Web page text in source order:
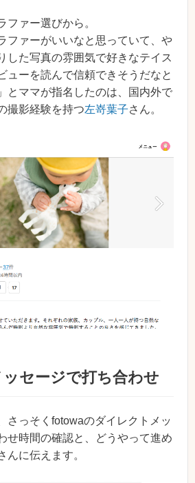
ファー選びから。
ファーがいいなと思っていて、や
した写真の雰囲気で好きなテイス
ューを読んで信頼できそうだなと
とママが指名したのは、国内外で
撮影経験を持つ左嵜葉子さん。
セージで打ち合わせ
さっそくfotowaのダイレクトメッ
せ時間の確認と、どうやって進め
んに伝えます。